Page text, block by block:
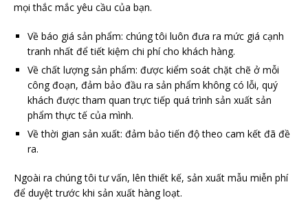
mọi thắc mắc yêu cầu của bạn.
Về báo giá sản phẩm: chúng tôi luôn đưa ra mức giá cạnh
tranh nhất để tiết kiệm chi phí cho khách hàng.
Về chất lượng sản phẩm: được kiểm soát chặt chẽ ở mỗi
công đoạn, đảm bảo đầu ra sản phẩm không có lỗi, quý
khách được tham quan trực tiếp quá trình sản xuất sản
phẩm thực tế của mình.
Về thời gian sản xuất: đảm bảo tiến độ theo cam kết đã đề
ra.
Ngoài ra chúng tôi tư vấn, lên thiết kế, sản xuất mẫu miễn phí
để duyệt trước khi sản xuất hàng loạt.